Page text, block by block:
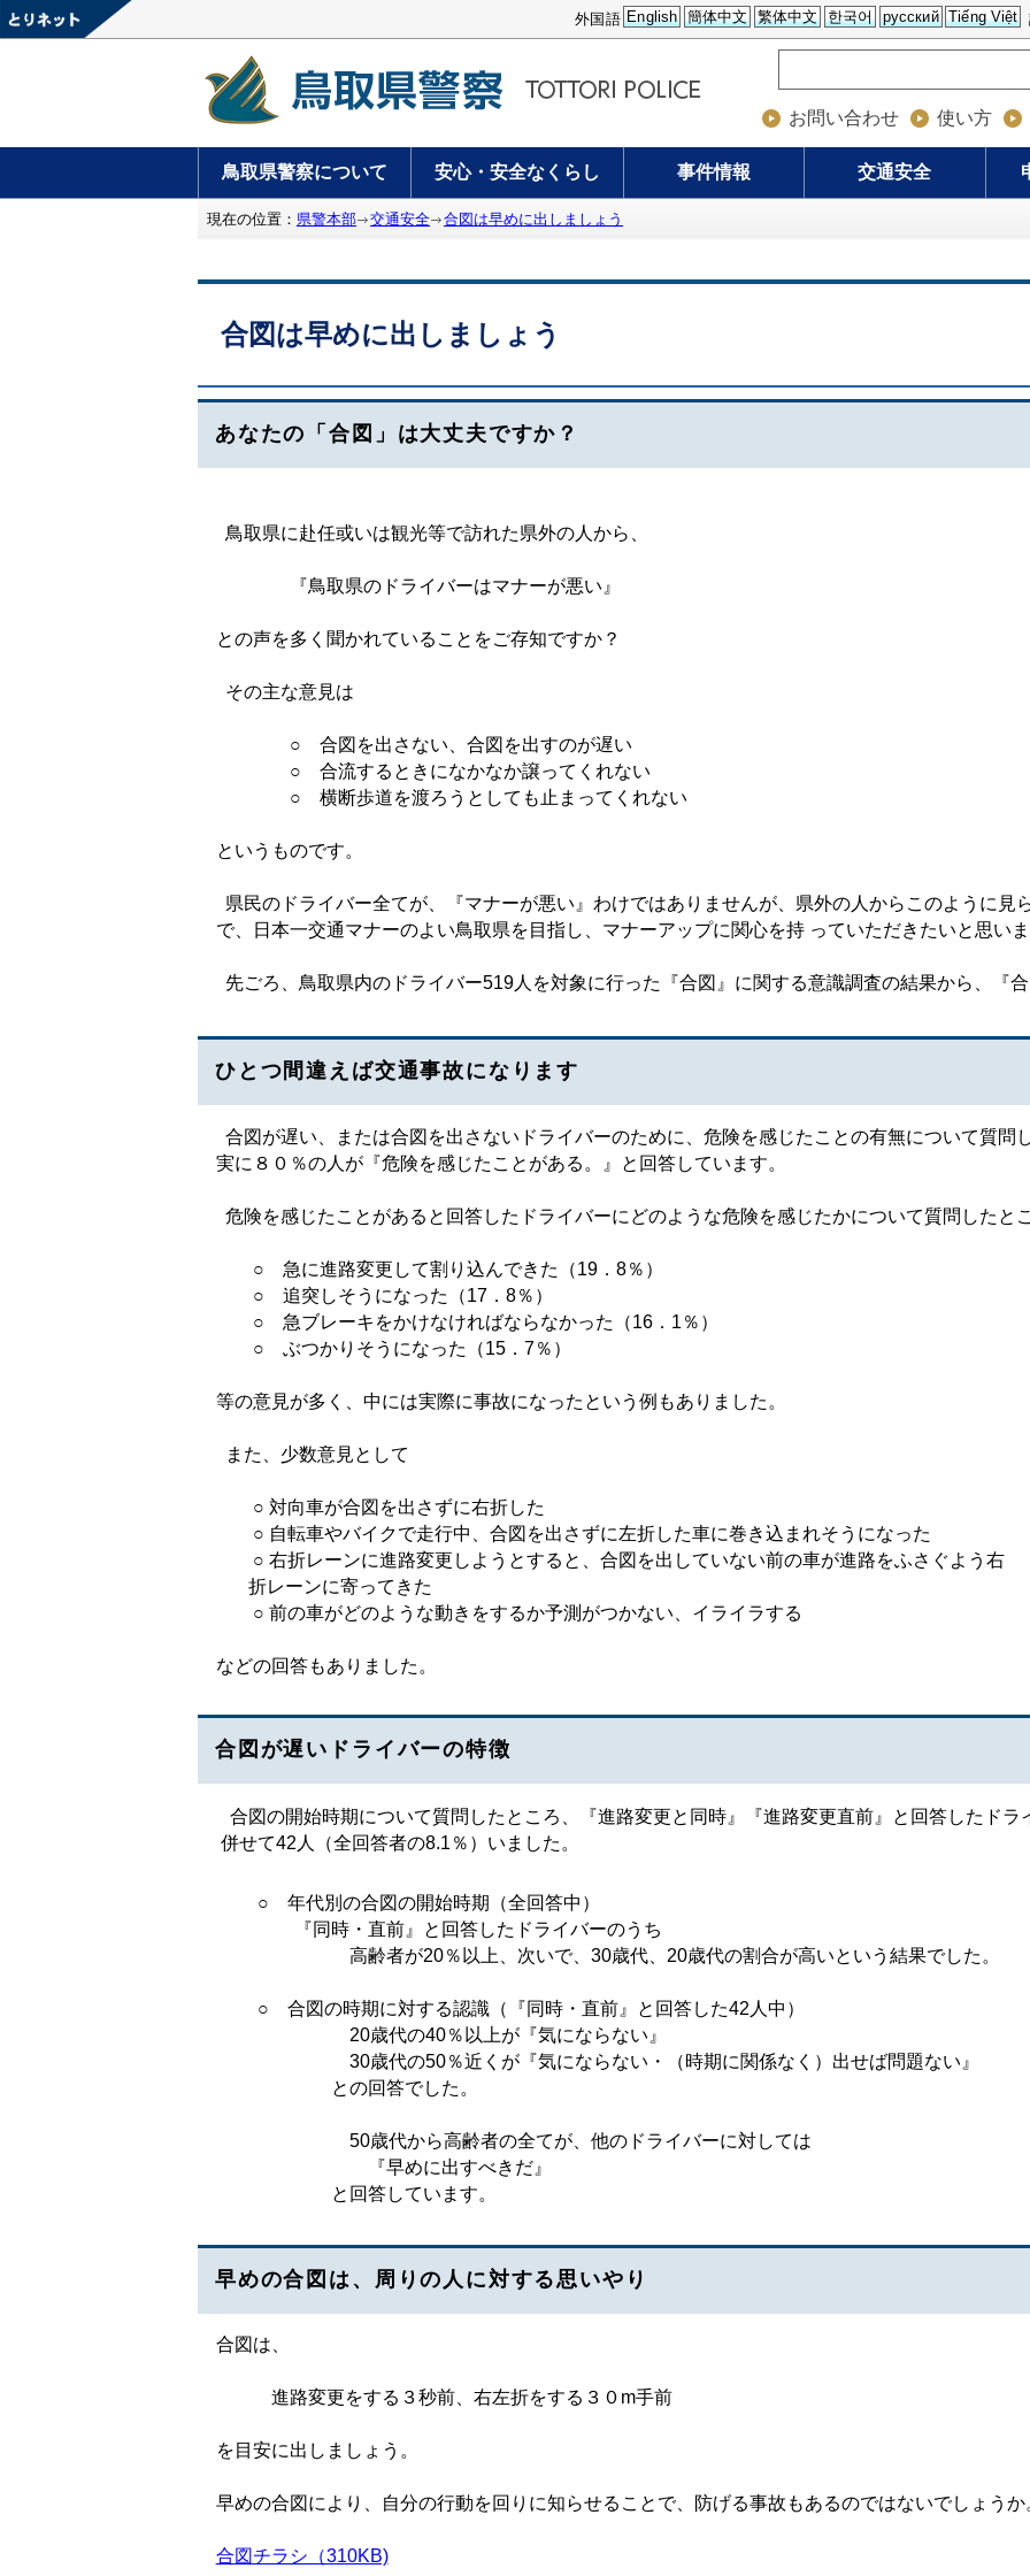
外国語 English 簡体中文 繁体中文 한국어 русский Tiếng Việt
お問い合わせ 使い方
鳥取県警察について 安心・安全なくらし 事件情報 交通安全
現在の位置： 県警本部 交通安全 合図は早めに出しましょう
合図は早めに出しましょう
あなたの「合図」は大丈夫ですか？
鳥取県に赴任或いは観光等で訪れた県外の人から、
『鳥取県のドライバーはマナーが悪い』
との声を多く聞かれていることをご存知ですか？
その主な意見は
○ 合図を出さない、合図を出すのが遅い
○ 合流するときになかなか譲ってくれない
○ 横断歩道を渡ろうとしても止まってくれない
というものです。
県民のドライバー全てが、『マナーが悪い』わけではありませんが、県外の人からこのように見
で、日本一交通マナーのよい鳥取県を目指し、マナーアップに関心を持 っていただきたいと思い
先ごろ、鳥取県内のドライバー519人を対象に行った『合図』に関する意識調査の結果から、『
ひとつ間違えば交通事故になります
合図が遅い、または合図を出さないドライバーのために、危険を感じたことの有無について質問
実に８０％の人が『危険を感じたことがある。』と回答しています。
危険を感じたことがあると回答したドライバーにどのような危険を感じたかについて質問したと
○ 急に進路変更して割り込んできた（19．8％）
○ 追突しそうになった（17．8％）
○ 急ブレーキをかけなければならなかった（16．1％）
○ ぶつかりそうになった（15．7％）
等の意見が多く、中には実際に事故になったという例もありました。
また、少数意見として
○ 対向車が合図を出さずに右折した
○ 自転車やバイクで走行中、合図を出さずに左折した車に巻き込まれそうになった
○ 右折レーンに進路変更しようとすると、合図を出していない前の車が進路をふさぐよう右
折レーンに寄ってきた
○ 前の車がどのような動きをするか予測がつかない、イライラする
などの回答もありました。
合図が遅いドライバーの特徴
合図の開始時期について質問したところ、『進路変更と同時』『進路変更直前』と回答したドラ
併せて42人（全回答者の8.1％）いました。
○ 年代別の合図の開始時期（全回答中）
『同時・直前』と回答したドライバーのうち
高齢者が20％以上、次いで、30歳代、20歳代の割合が高いという結果でした。
○ 合図の時期に対する認識（『同時・直前』と回答した42人中）
20歳代の40％以上が『気にならない』
30歳代の50％近くが『気にならない・（時期に関係なく）出せば問題ない』
との回答でした。
50歳代から高齢者の全てが、他のドライバーに対しては
『早めに出すべきだ』
と回答しています。
早めの合図は、周りの人に対する思いやり
合図は、
進路変更をする３秒前、右左折をする３０m手前
を目安に出しましょう。
早めの合図により、自分の行動を回りに知らせることで、防げる事故もあるのではないでしょうか
合図チラシ（310KB)